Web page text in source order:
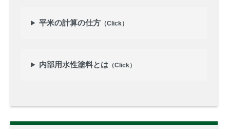
平米の計算の仕方（Click）
内部用水性塗料とは（Click）